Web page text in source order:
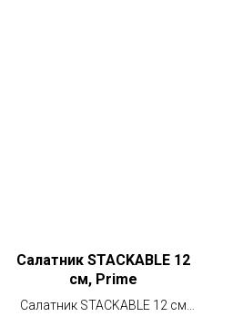
Салатник STACKABLE 12
см, Prime
Салатник STACKABLE 12 см